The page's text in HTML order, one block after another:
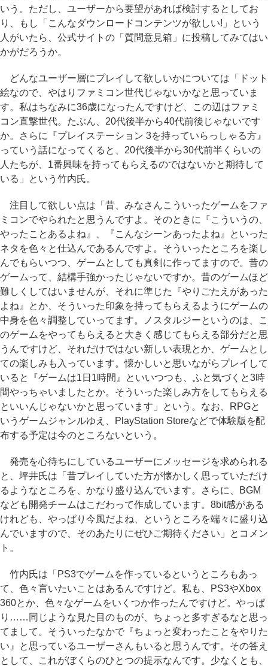
いう。ただし、ユーザーから要望があれば検討するとしてお
り、もし「こんなダウンロードコンテンツが欲しい!」という
人がいたら、公式サイトの「質問意見箱」に投稿してみてはい
かがだろうか。
どんなユーザー層にプレイして欲しいかについては「ドット
絵なので、やはりファミコン世代じゃないかなと思っていま
す。私はちなみに36歳になったんですけど、この辺はファミ
コン直撃世代。たぶん、20代後半から40代前後じゃないです
か。さらに『プレイステーション 3を持っていらっしゃる方』
っていう話になってくると、20代後半から30代前半くらいの
人たちが、1番興味を持ってもらえるのではないかと期待して
いる」という竹内氏。
注目して欲しい点は「昔、みなさんこういったゲームをファ
ミコンでやられたと思うんですよ。そのときに『こういうの、
やったことあるよね』、『こんなシーンあったよね』といった
ネタを色々と仕込んであるんですよ。そういったところを楽し
んでもらいつつ、ゲームとしても真剣に作ってますので。昔の
ゲームって、結構手強かったじゃないですか。昔のゲームほど
難しくしてはいませんが、それに準じた『やりごたえがあった
よね』とか、そういった印象を持ってもらえるようにゲームの
中身を色々調整していってます。ノスタルジーというのは、こ
のゲームをやってもらえると大きく感じてもらえる部分だと思
うんですけど、それだけではない新しい表現とか、ゲームとし
ての楽しみも入っています。懐かしいと思いながらプレイして
いると『ゲームは1日1時間』といいつつも、ふと気づくと3時
間やっちゃいましたとか。そういった楽しみ方をしてもらえる
といいんじゃないかと思っています」という。なお、RPGと
いうゲームジャンルゆえ、PlayStation Storeなどで体験版を配
布する予定は今のところないという。
発売を心待ちにしているユーザーにメッセージを求められる
と、坪井氏は「昔プレイしていた方が懐かしく思っていただけ
るようなところを、かなり盛り込んでいます。さらに、BGM
なども開発チームはこだわって作成しています。8bit感がある
けれども、やっぱり今風だよね、というところを端々に盛り込
んでいますので、そのあたりにぜひご期待ください」とコメン
ト。
竹内氏は「PS3でゲームを作っているというところもあっ
て、色々言いたいことはあるんですけど。私も、PS3やXbox
360とか、色々なゲームをいくつか作ったんですけど。やっぱ
り……同じような見た目のものが、ちょっと多すぎるなと思っ
てまして。そういったなかで『ちょっと変わったことをやりた
い』と思っているユーザーさんもいると思うんです。その答え
として、これがぼくらのひとつの提示なんです。少なくとも、